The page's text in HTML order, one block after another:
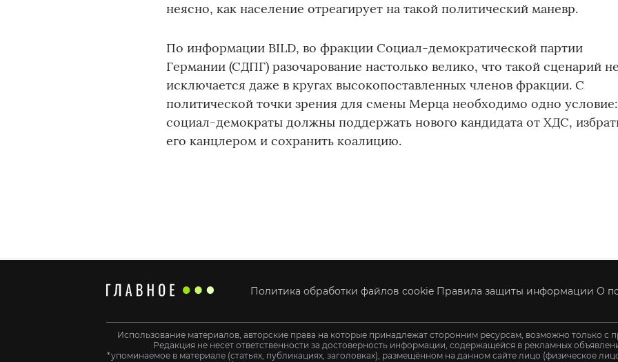
неясно, как население отреагирует на такой политический маневр.
По информации BILD, во фракции Социал-демократической партии
Германии (СДПГ) разочарование настолько велико, что такой сценарий не
исключается даже в кругах высокопоставленных членов фракции. С
политической точки зрения для смены Мерца необходимо одно условие:
социал-демократы должны поддержать нового кандидата от ХДС,
его канцлером и сохранить коалицию.
Политика обработки файлов cookie Правила защиты информации О
Использование материалов, авторские права на которые принадлежат сторонним ресурсам, возможно только с
Редакция не несет ответственности за достоверность информации, содержащейся в рекламных
*упоминаемое в материале (статьях, публикациях, заголовках), размещённом на данном сайте лицо (физическое